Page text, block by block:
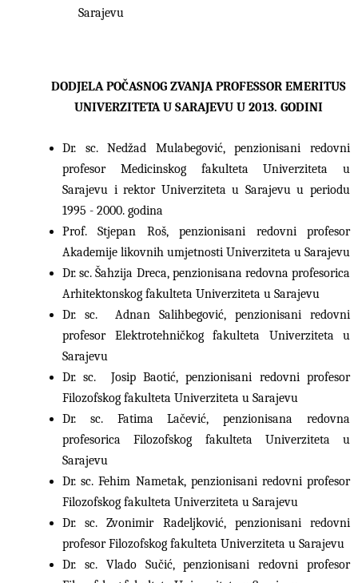
Sarajevu
DODJELA POČASNOG ZVANJA PROFESSOR EMERITUS
UNIVERZITETA U SARAJEVU U 2013. GODINI
Dr. sc. Nedžad Mulabegović, penzionisani redovni
profesor Medicinskog fakulteta Univerziteta u
Sarajevu i rektor Univerziteta u Sarajevu u periodu
1995 - 2000. godina
Prof. Stjepan Roš, penzionisani redovni profesor
Akademije likovnih umjetnosti Univerziteta u Sarajevu
Dr. sc. Šahzija Dreca, penzionisana redovna profesorica
Arhitektonskog fakulteta Univerziteta u Sarajevu
Dr. sc. Adnan Salihbegović, penzionisani redovni
profesor Elektrotehničkog fakulteta Univerziteta u
Sarajevu
Dr. sc. Josip Baotić, penzionisani redovni profesor
Filozofskog fakulteta Univerziteta u Sarajevu
Dr. sc. Fatima Lačević, penzionisana redovna
profesorica Filozofskog fakulteta Univerziteta u
Sarajevu
Dr. sc. Fehim Nametak, penzionisani redovni profesor
Filozofskog fakulteta Univerziteta u Sarajevu
Dr. sc. Zvonimir Radeljković, penzionisani redovni
profesor Filozofskog fakulteta Univerziteta u Sarajevu
Dr. sc. Vlado Sučić, penzionisani redovni profesor